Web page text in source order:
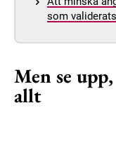
som
Men se
allt